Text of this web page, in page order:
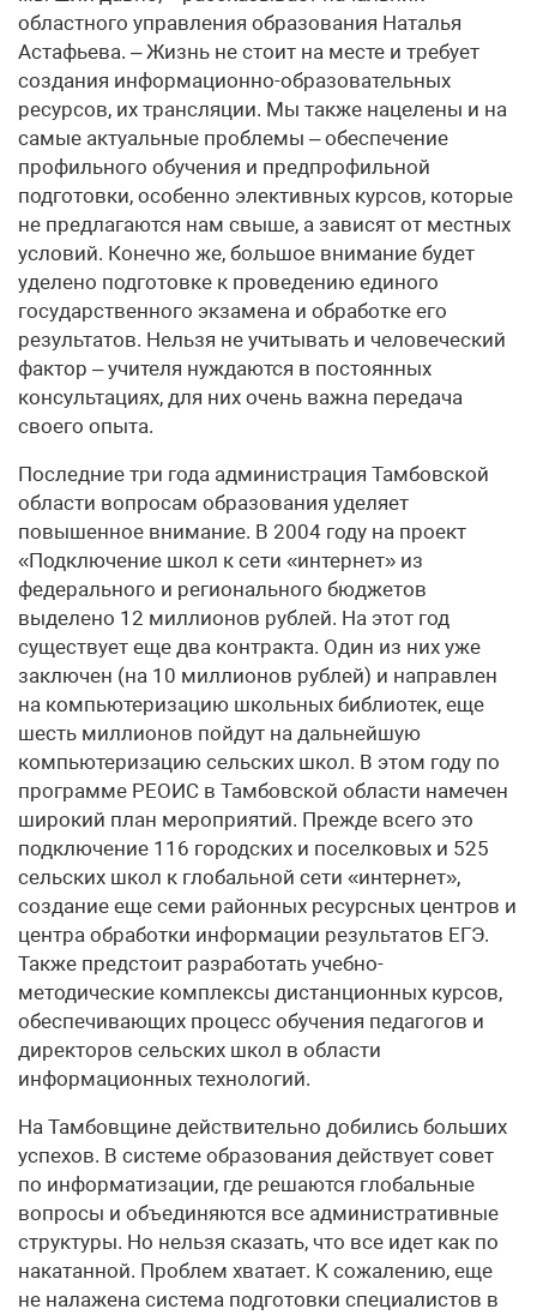
областного управления образования Наталья
Астафьева. – Жизнь не стоит на месте и требует
создания информационно-образовательных
ресурсов, их трансляции. Мы также нацелены и на
самые актуальные проблемы – обеспечение
профильного обучения и предпрофильной
подготовки, особенно элективных курсов, которые
не предлагаются нам свыше, а зависят от местных
условий. Конечно же, большое внимание будет
уделено подготовке к проведению единого
государственного экзамена и обработке его
результатов. Нельзя не учитывать и человеческий
фактор – учителя нуждаются в постоянных
консультациях, для них очень важна передача
своего опыта.
Последние три года администрация Тамбовской
области вопросам образования уделяет
повышенное внимание. В 2004 году на проект
«Подключение школ к сети «интернет» из
федерального и регионального бюджетов
выделено 12 миллионов рублей. На этот год
существует еще два контракта. Один из них уже
заключен (на 10 миллионов рублей) и направлен
на компьютеризацию школьных библиотек, еще
шесть миллионов пойдут на дальнейшую
компьютеризацию сельских школ. В этом году по
программе РЕОИС в Тамбовской области намечен
широкий план мероприятий. Прежде всего это
подключение 116 городских и поселковых и 525
сельских школ к глобальной сети «интернет»,
создание еще семи районных ресурсных центров и
центра обработки информации результатов ЕГЭ.
Также предстоит разработать учебно-
методические комплексы дистанционных курсов,
обеспечивающих процесс обучения педагогов и
директоров сельских школ в области
информационных технологий.
На Тамбовщине действительно добились больших
успехов. В системе образования действует совет
по информатизации, где решаются глобальные
вопросы и объединяются все административные
структуры. Но нельзя сказать, что все идет как по
накатанной. Проблем хватает. К сожалению, еще
не налажена система подготовки специалистов в